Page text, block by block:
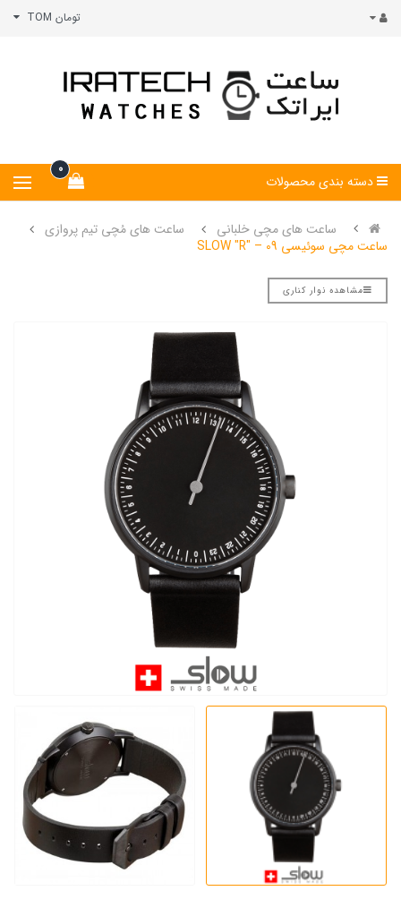
تومان TOM
0
دسته بندی محصولات
ساعت های مچی خلبانی
ساعت های مُچی تیم پروازی
ساعت مچی سوئیسی SLOW "R" – 09
مشاهده نوار کناری